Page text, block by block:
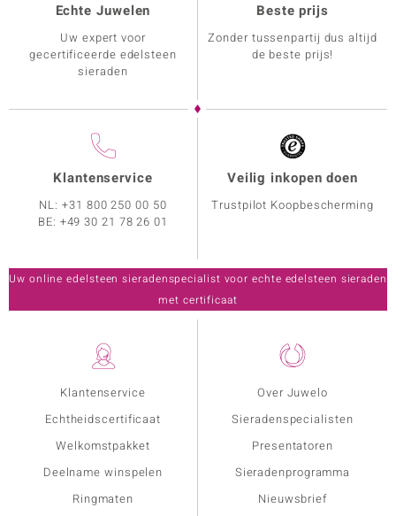
Klantenservice
Echtheidscertificaat
Welkomstpakket
Deelname winspelen
Ringmaten
Over Juwelo
Sieradenspecialisten
Presentatoren
Sieradenprogramma
Nieuwsbrief
Echte Juwelen
Uw expert voor
gecertificeerde edelsteen
sieraden
Beste prijs
Zonder tussenpartij dus altijd
de beste prijs!
Klantenservice
NL:+31 800 250 00 50
BE: +49 30 21 78 26 01
Veilig inkopen doen
Trustpilot Koopbescherming
Uw online edelsteen sieradenspecialist voor echte edelsteen sieraden
met certificaat